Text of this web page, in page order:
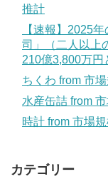
推計
【速報】2025
司」（二人以上
210億3,800万円
ちくわ from 市
水産缶詰 from
時計 from 市場
カテゴリー